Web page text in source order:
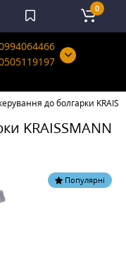
0
до болгарки
KRAISSMANN
Популярні